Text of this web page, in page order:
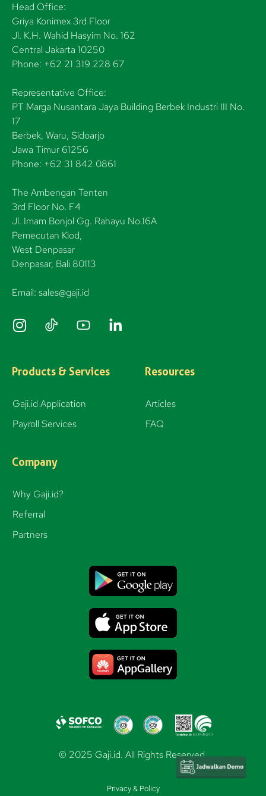
Head Office:
Griya Konimex 3rd Floor
Jl. K.H. Wahid Hasyim No. 162
Central Jakarta 10250
Phone: +62 21 319 228 67
Representative Office:
PT Marga Nusantara Jaya Building Berbek Industri III No.
17
Berbek, Waru, Sidoarjo
Jawa Timur 61256
Phone: +62 31 842 0861
The Ambengan Tenten
3rd Floor No. F4
Jl. Imam Bonjol Gg. Rahayu No.16A
Pemecutan Klod,
West Denpasar
Denpasar, Bali 80113
Email: sales@gaji.id
I
t
g
r
a
Products & Services
Gaji.id Application
Payroll Services
Company
Why Gaji.id?
Referral
Partners
Resources
Articles
FAQ
© 2025 Gaji.id. All Rights Reserved.
Privacy & Policy